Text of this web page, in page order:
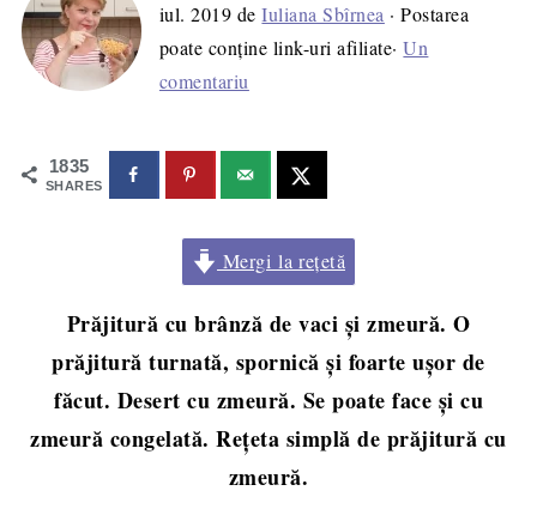
iul. 2019 deIuliana Sbîrnea · Postarea
poate conține link-uri afiliate·Un
comentariu
1835
SHARES
Mergi la rețetă
Prăjitură cu brânză de vaci și zmeură. O
prăjitură turnată, spornică și foarte ușor de
făcut. Desert cu zmeură. Se poate face și cu
zmeură congelată. Rețeta simplă de prăjitură cu
zmeură.